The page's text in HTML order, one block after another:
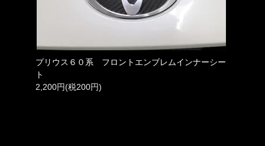
プリウス６０系 フロントエンブレムインナーシー
ト
2,200円(税200円)